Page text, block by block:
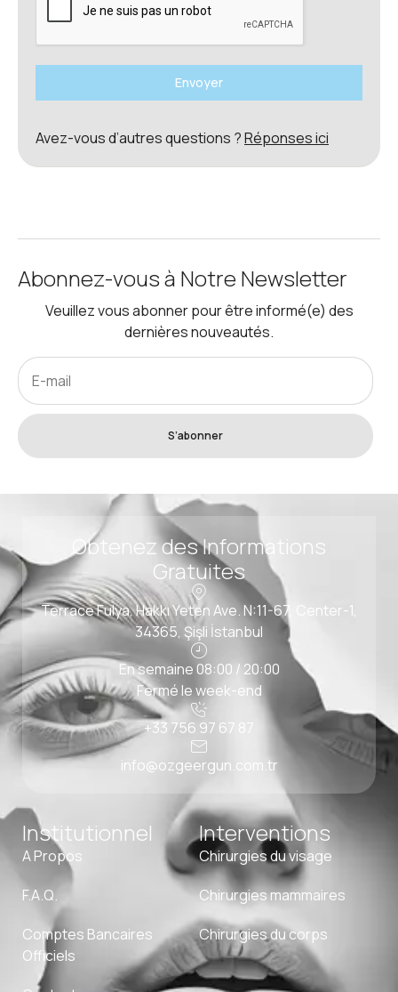
Envoyer
Avez-vous d’autres questions ?Réponses ici
Abonnez-vous à Notre Newsletter
Veuillez vous abonner pour être informé(e) des
dernières nouveautés.
S’abonner
Institutionnel
A Propos
F.A.Q.
Comptes Bancaires
Officiels
Interventions
Chirurgies du visage
Chirurgies mammaires
Chirurgies du corps
Obtenez des Informations
Gratuites
Terrace Fulya, Hakkı Yeten Ave. N:11-67, Center-1,
34365, Şişli İstanbul
En semaine 08:00 / 20:00
Fermé le week-end
+33 756 97 67 87
info@ozgeergun.com.tr